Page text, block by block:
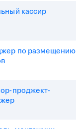
кассир
по размещению
проджект-